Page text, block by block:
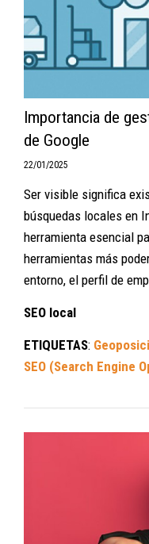
Importancia de
de Google
22/01/2025
Ser visible significa
búsquedas locales en
herramienta esencial
herramientas más
entorno, el perfil de
SEO local
ETIQUETAS:
SEO (Search Engine